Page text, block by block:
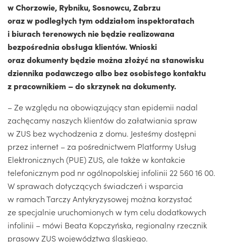
w Chorzowie, Rybniku, Sosnowcu, Zabrzu
oraz w podległych tym oddziałom inspektoratach
i biurach terenowych nie będzie realizowana
bezpośrednia obsługa klientów. Wnioski
oraz dokumenty będzie można złożyć na stanowisku
dziennika podawczego albo bez osobistego kontaktu
z pracownikiem – do skrzynek na dokumenty.
– Ze względu na obowiązujący stan epidemii nadal
zachęcamy naszych klientów do załatwiania spraw
w ZUS bez wychodzenia z domu. Jesteśmy dostępni
przez internet – za pośrednictwem Platformy Usług
Elektronicznych (PUE) ZUS, ale także w kontakcie
telefonicznym pod nr ogólnopolskiej infolinii 22 560 16 00.
W sprawach dotyczących świadczeń i wsparcia
w ramach Tarczy Antykryzysowej można korzystać
ze specjalnie uruchomionych w tym celu dodatkowych
infolinii – mówi Beata Kopczyńska, regionalny rzecznik
prasowy ZUS województwa śląskiego.